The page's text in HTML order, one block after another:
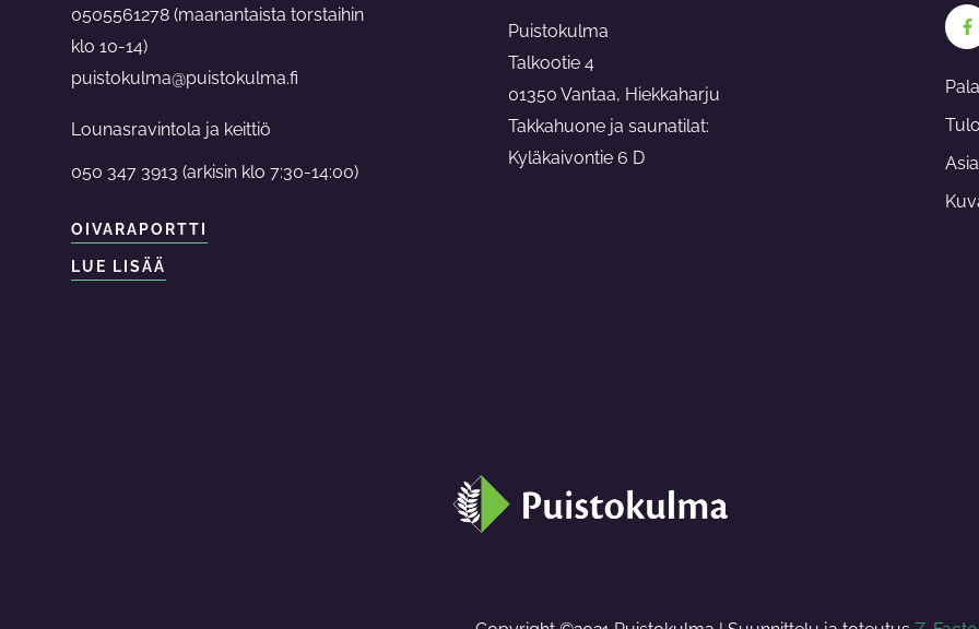
0505561278 (maanantaista torstaihin
klo 10-14)
puistokulma@puistokulma.fi
Lounasravintola ja keittiö
050 347 3913 (arkisin klo 7:30-14:00)
OIVARAPORTTI
LUE LISÄÄ
Puistokulma
Talkootie 4
01350 Vantaa, Hiekkaharju
Takkahuone ja saunatilat:
Kyläkaivontie 6 D
F
a
c
b
o
k
f